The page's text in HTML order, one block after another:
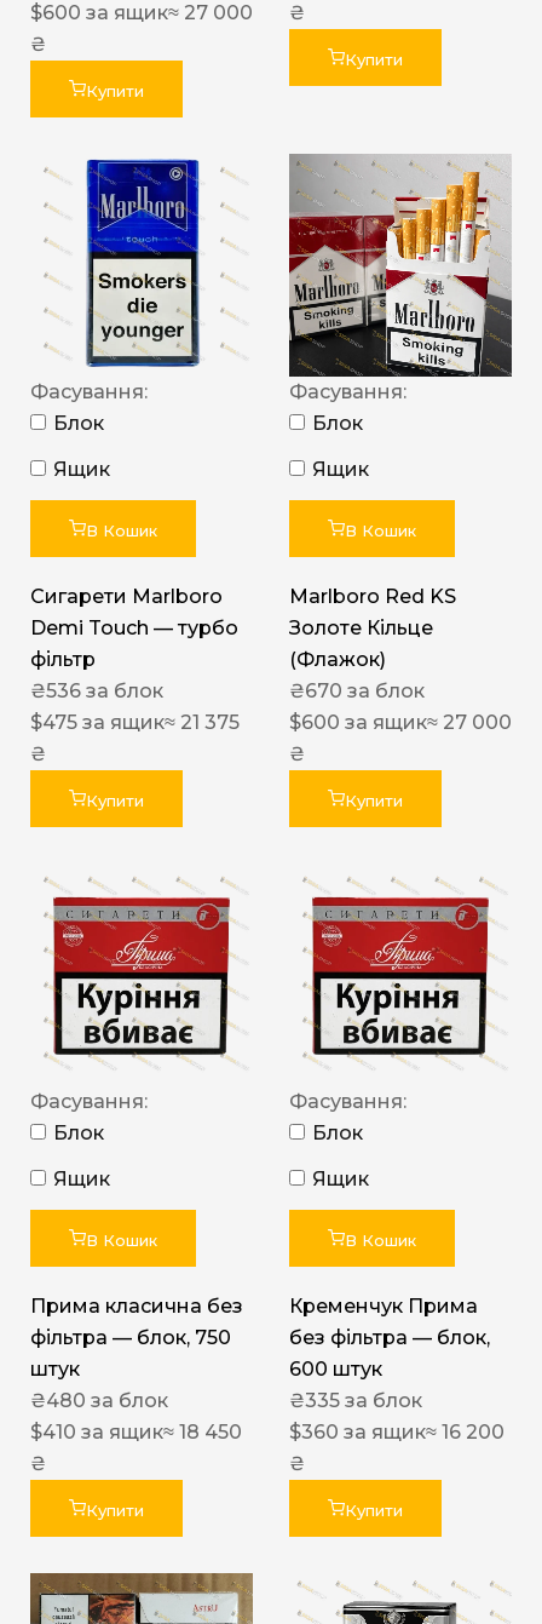
$600 за ящик≈ 27 000
₴
Купити
₴
Купити
Фасування:
Блок
Ящик
В Кошик
Сигарети Marlboro
Demi Touch — турбо
фільтр
₴536 за блок
$475 за ящик≈ 21 375
₴
Купити
Фасування:
Блок
Ящик
В Кошик
Marlboro Red KS
Золоте Кільце
(Флажок)
₴670 за блок
$600 за ящик≈ 27 000
₴
Купити
Фасування:
Блок
Ящик
В Кошик
Прима класична без
фільтра — блок, 750
штук
₴480 за блок
$410 за ящик≈ 18 450
₴
Купити
Фасування:
Блок
Ящик
В Кошик
Кременчук Прима
без фільтра — блок,
600 штук
₴335 за блок
$360 за ящик≈ 16 200
₴
Купити